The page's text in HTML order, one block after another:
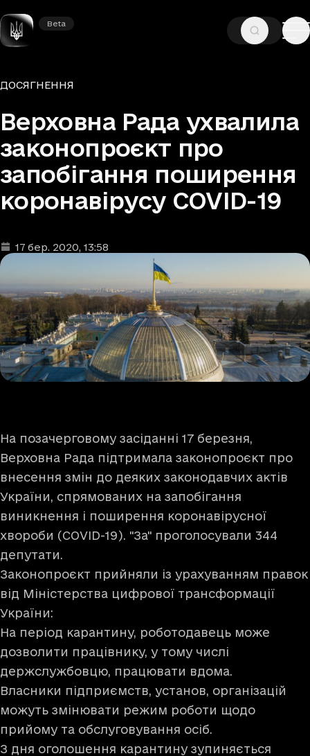
Beta
Beta
ГОЛОВНА—НОВИНИ
Рубрики
ДОСЯГНЕННЯ
Верховна Рада ухвалила
законопроєкт про
запобігання поширення
коронавірусу COVID-19
Дата та час публікації:
17 бер. 2020, 13:58
На позачерговому засіданні 17 березня,
Верховна Рада підтримала законопроєкт про
внесення змін до деяких законодавчих актів
України, спрямованих на запобігання
виникнення і поширення коронавірусної
хвороби (COVID-19). "За" проголосували 344
депутати.
Законопроєкт прийняли із урахуванням правок
від Міністерства цифрової трансформації
України:
На період карантину, роботодавець може
дозволити працівнику, у тому числі
держслужбовцю, працювати вдома.
Власники підприємств, установ, організацій
можуть змінювати режим роботи щодо
прийому та обслуговування осіб.
З дня оголошення карантину зупиняється